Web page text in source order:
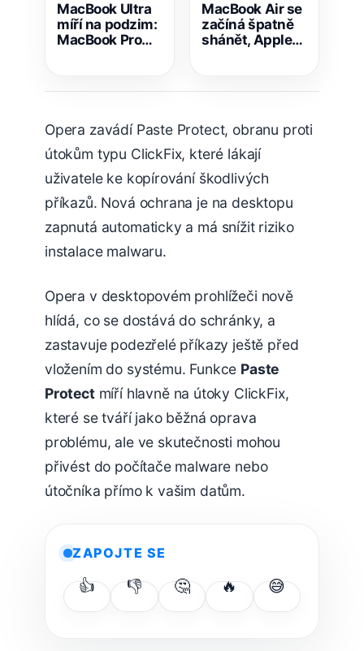
MacBook Ultra
míří na podzim:
MacBook Pro
MacBook Air se
začíná špatně
shánět, Apple
Opera zavádí Paste Protect, obranu proti
útokům typu ClickFix, které lákají
uživatele ke kopírování škodlivých
příkazů. Nová ochrana je na desktopu
zapnutá automaticky a má snížit riziko
instalace malwaru.
Opera v desktopovém prohlížeči nově
hlídá, co se dostává do schránky, a
zastavuje podezřelé příkazy ještě před
vložením do systému. Funkce Paste
Protectmíří hlavně na útoky ClickFix,
které se tváří jako běžná oprava
problému, ale ve skutečnosti mohou
přivést do počítače malware nebo
útočníka přímo k vašim datům.
ZAPOJTE SE
👍 👎 🤔 🔥 😅